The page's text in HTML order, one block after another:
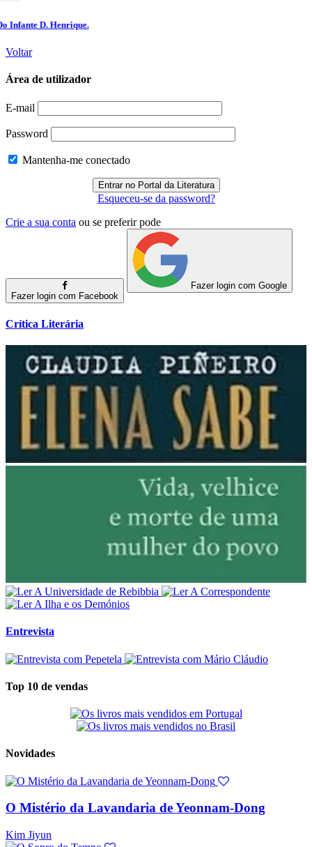
Voltar
Área de utilizador
E-mail
Password
Mantenha-me conectado
Esqueceu-se da password?
Crie a sua conta ou se preferir pode
Fazer login com Facebook
Fazer login com Google
Crítica Literária
Entrevista
Top 10 de vendas
Novidades
O Mistério da Lavandaria de Yeonnam-Dong
Kim Jiyun